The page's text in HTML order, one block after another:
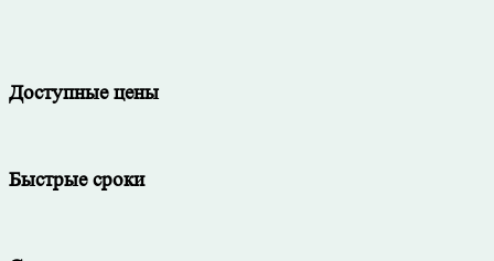
Доступные цены
Быстрые сроки